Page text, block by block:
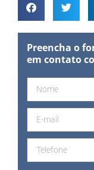
Preencha o
em contato